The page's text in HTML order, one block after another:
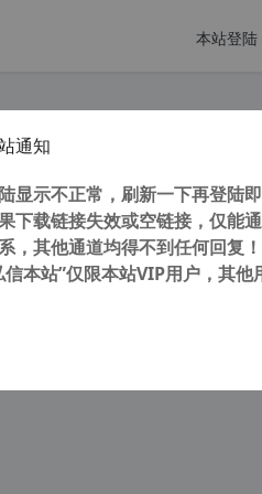
本站登陆
软件管家 7.5.0.1860 独立版 官
请注明： 转载自 cnorg.12hp.de 注
上的访问高...
通知
显示不正常，刷新一下再登陆
下载链接失效或空链接，仅能
，其他通道均得不到任何回复
信本站”仅限本站VIP用户，其他